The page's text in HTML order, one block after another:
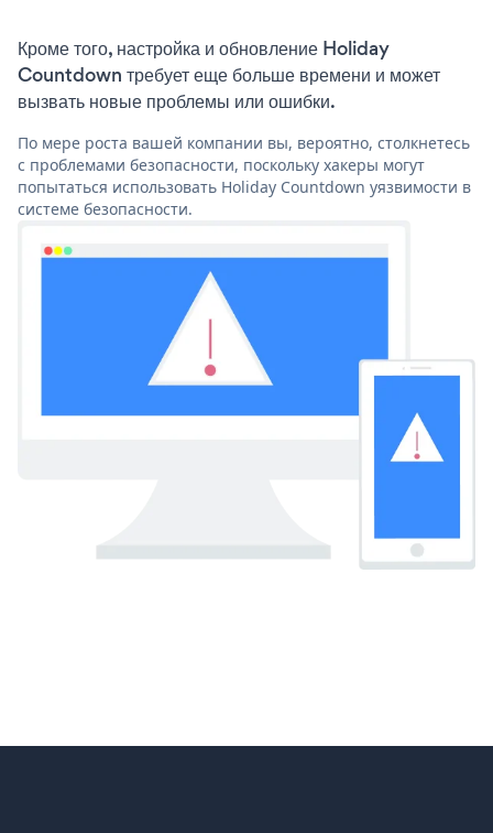
Кроме того, настройка и обновление Holiday
Countdown требует еще больше времени и может
вызвать новые проблемы или ошибки.
По мере роста вашей компании вы, вероятно, столкнетесь
с проблемами безопасности, поскольку хакеры могут
попытаться использовать Holiday Countdown уязвимости в
системе безопасности.